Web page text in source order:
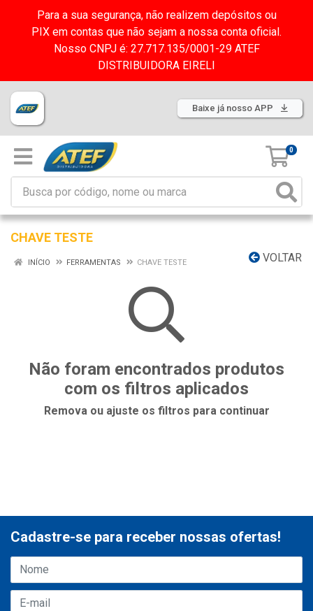
Para a sua segurança, não realizem depósitos ou
PIX em contas que não sejam a nossa conta oficial.
Nosso CNPJ é: 27.717.135/0001-29 ATEF
DISTRIBUIDORA EIRELI
Baixe já nosso APP
0
CHAVE TESTE
VOLTAR
INÍCIO FERRAMENTAS CHAVE TESTE
Não foram encontrados produtos
com os filtros aplicados
Remova ou ajuste os filtros para continuar
Cadastre-se para receber nossas ofertas!